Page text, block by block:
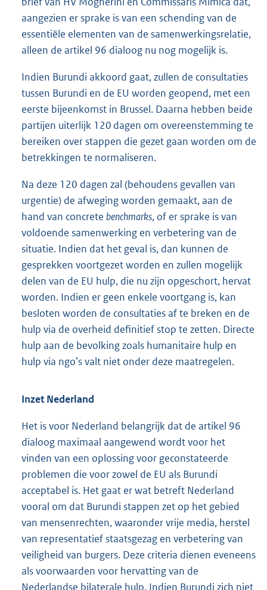
aangezien er sprake is van een schending van de
essentiële elementen van de samenwerkingsrelatie,
alleen de artikel 96 dialoog nu nog mogelijk is.
Indien Burundi akkoord gaat, zullen de consultaties
tussen Burundi en de EU worden geopend, met een
eerste bijeenkomst in Brussel. Daarna hebben beide
partijen uiterlijk 120 dagen om overeenstemming te
bereiken over stappen die gezet gaan worden om de
betrekkingen te normaliseren.
Na deze 120 dagen zal (behoudens gevallen van
urgentie) de afweging worden gemaakt, aan de
hand van concrete benchmarks, of er sprake is van
voldoende samenwerking en verbetering van de
situatie. Indien dat het geval is, dan kunnen de
gesprekken voortgezet worden en zullen mogelijk
delen van de EU hulp, die nu zijn opgeschort, hervat
worden. Indien er geen enkele voortgang is, kan
besloten worden de consultaties af te breken en de
hulp via de overheid definitief stop te zetten. Directe
hulp aan de bevolking zoals humanitaire hulp en
hulp via ngo’s valt niet onder deze maatregelen.
Inzet Nederland
Het is voor Nederland belangrijk dat de artikel 96
dialoog maximaal aangewend wordt voor het
vinden van een oplossing voor geconstateerde
problemen die voor zowel de EU als Burundi
acceptabel is. Het gaat er wat betreft Nederland
vooral om dat Burundi stappen zet op het gebied
van mensenrechten, waaronder vrije media, herstel
van representatief staatsgezag en verbetering van
veiligheid van burgers. Deze criteria dienen eveneens
als voorwaarden voor hervatting van de
Nederlandse bilaterale hulp. Indien Burundi zich niet